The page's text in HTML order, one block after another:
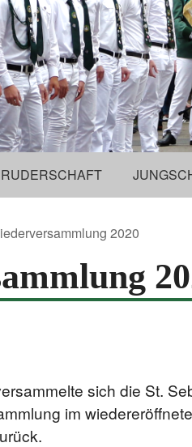
2020
sich die St.
im